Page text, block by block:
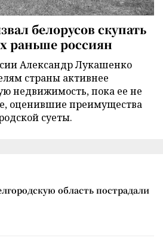
белорусов скупать
раньше россиян
Александр Лукашенко
страны активнее
недвижимость, пока ее не
оценившие преимущества
суеты.
область пострадали